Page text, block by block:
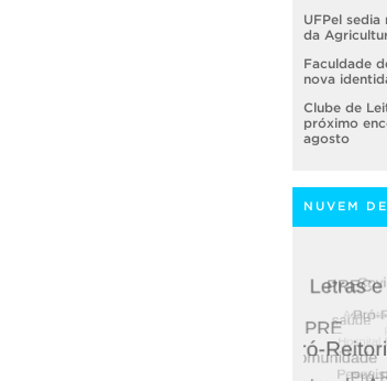
UFPel
da
Faculdade
nova
Clube de
próximo
agosto
NUVEM